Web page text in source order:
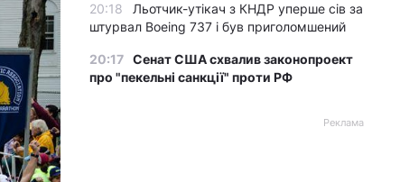
20:18
Льотчик-утікач з КНДР уперше сів за
штурвал Boeing 737 і був приголомшений
20:17 Сенат США схвалив законопроект
про "пекельні санкції" проти РФ
Реклама